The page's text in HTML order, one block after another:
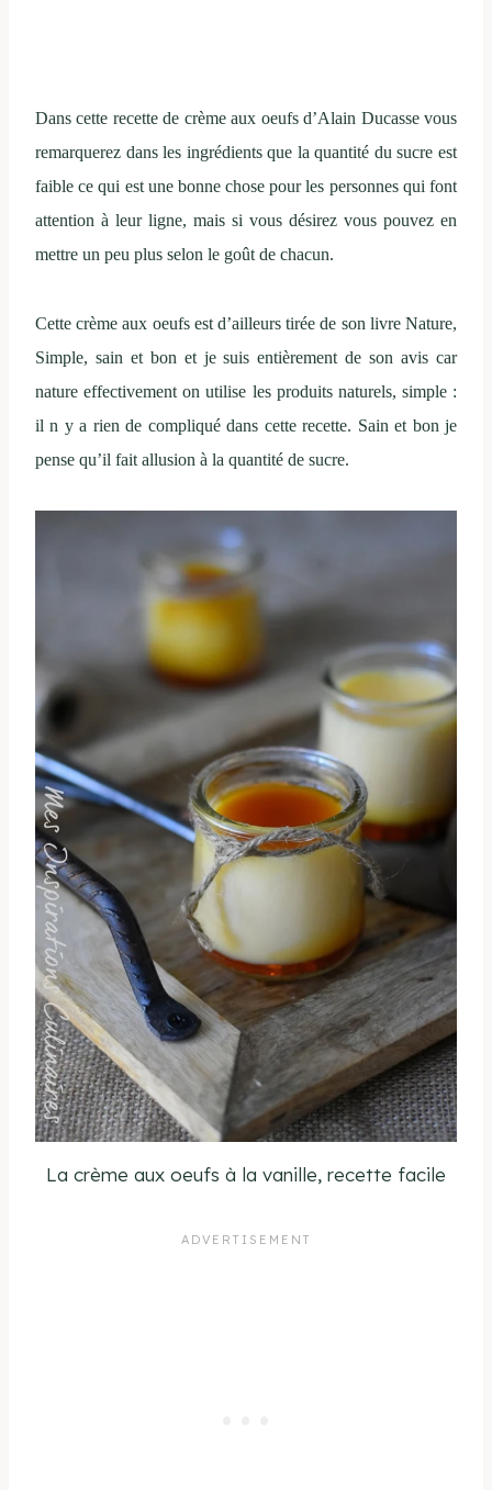
Dans cette recette de crème aux oeufs d’Alain Ducasse vous
remarquerez dans les ingrédients que la quantité du sucre est
faible ce qui est une bonne chose pour les personnes qui font
attention à leur ligne, mais si vous désirez vous pouvez en
mettre un peu plus selon le goût de chacun.
Cette crème aux oeufs est d’ailleurs tirée de son livre Nature,
Simple, sain et bon et je suis entièrement de son avis car
nature effectivement on utilise les produits naturels, simple :
il n y a rien de compliqué dans cette recette. Sain et bon je
pense qu’il fait allusion à la quantité de sucre.
La crème aux oeufs à la vanille, recette facile